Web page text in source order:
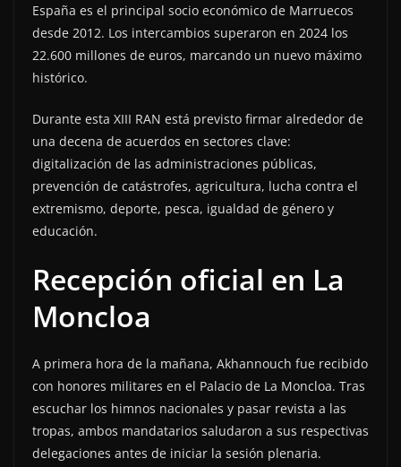
España es el principal socio económico de Marruecos
desde 2012. Los intercambios superaron en 2024 los
22.600 millones de euros, marcando un nuevo máximo
histórico.
Durante esta XIII RAN está previsto firmar alrededor de
una decena de acuerdos en sectores clave:
digitalización de las administraciones públicas,
prevención de catástrofes, agricultura, lucha contra el
extremismo, deporte, pesca, igualdad de género y
educación.
Recepción oficial en La
Moncloa
A primera hora de la mañana, Akhannouch fue recibido
con honores militares en el Palacio de La Moncloa. Tras
escuchar los himnos nacionales y pasar revista a las
tropas, ambos mandatarios saludaron a sus respectivas
delegaciones antes de iniciar la sesión plenaria.